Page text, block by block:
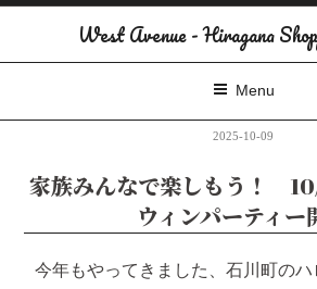
West Avenue - Hiragana
Menu
2025-10-09
家族みんなで楽しもう！
ウィンパーティー
今年もやってきました、石川町の